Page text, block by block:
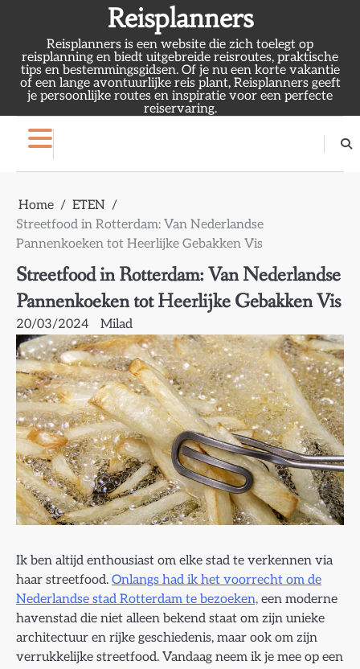
Reisplanners
Reisplanners is een website die zich toelegt op
reisplanning en biedt uitgebreide reisroutes, praktische
tips en bestemmingsgidsen. Of je nu een korte vakantie
of een lange avontuurlijke reis plant, Reisplanners geeft
je persoonlijke routes en inspiratie voor een perfecte
reiservaring.
Home
ETEN
Streetfood in Rotterdam: Van Nederlandse
Pannenkoeken tot Heerlijke Gebakken Vis
Streetfood in Rotterdam: Van Nederlandse
Pannenkoeken tot Heerlijke Gebakken Vis
20/03/2024 Milad
Ik ben altijd enthousiast om elke stad te verkennen via
haar streetfood. Onlangs had ik het voorrecht om de
Nederlandse stad Rotterdam te bezoeken, een moderne
havenstad die niet alleen bekend staat om zijn unieke
architectuur en rijke geschiedenis, maar ook om zijn
verrukkelijke streetfood. Vandaag neem ik je mee op een